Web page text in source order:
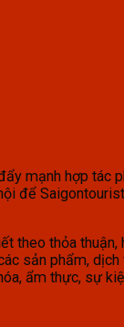
mạnh hợp
để
thỏa
sản phẩm,
ẩm thực, sự